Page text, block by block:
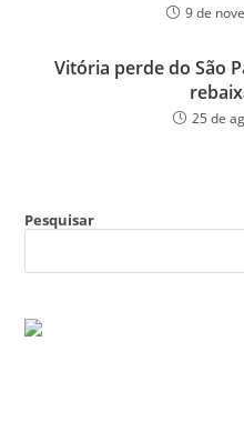
9 de
Vitória perde do São
25 de
Pesquisar